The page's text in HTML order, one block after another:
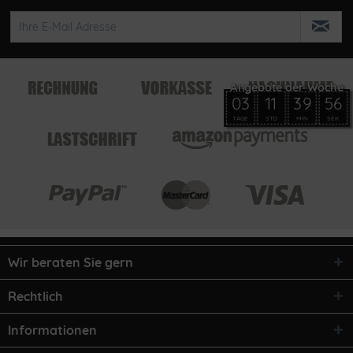
Wir beraten Sie gern
Rechtlich
Informationen
03
TAGE
11
STD
39
MIN
56
SEK